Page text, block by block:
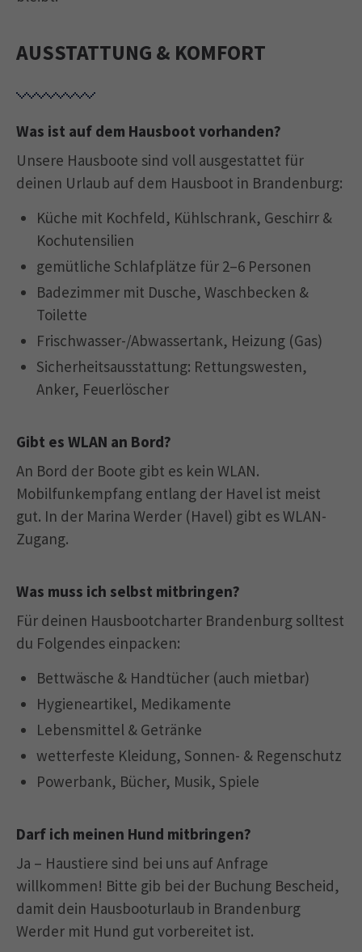
AUSSTATTUNG & KOMFORT
Was ist auf dem Hausboot vorhanden?
Unsere Hausboote sind voll ausgestattet für
deinen Urlaub auf dem Hausboot in Brandenburg:
Küche mit Kochfeld, Kühlschrank, Geschirr &
Kochutensilien
gemütliche Schlafplätze für 2–6 Personen
Badezimmer mit Dusche, Waschbecken &
Toilette
Frischwasser-/Abwassertank, Heizung (Gas)
Sicherheitsausstattung: Rettungswesten,
Anker, Feuerlöscher
Gibt es WLAN an Bord?
An Bord der Boote gibt es kein WLAN.
Mobilfunkempfang entlang der Havel ist meist
gut. In der Marina Werder (Havel) gibt es WLAN-
Zugang.
Was muss ich selbst mitbringen?
Für deinen Hausbootcharter Brandenburg solltest
du Folgendes einpacken:
Bettwäsche & Handtücher (auch mietbar)
Hygieneartikel, Medikamente
Lebensmittel & Getränke
wetterfeste Kleidung, Sonnen- & Regenschutz
Powerbank, Bücher, Musik, Spiele
Darf ich meinen Hund mitbringen?
Ja – Haustiere sind bei uns auf Anfrage
willkommen! Bitte gib bei der Buchung Bescheid,
damit dein Hausbooturlaub in Brandenburg
Werder mit Hund gut vorbereitet ist.